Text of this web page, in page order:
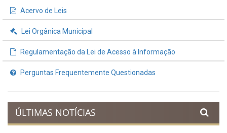
Acervo de Leis
Lei Orgânica Municipal
Regulamentação da Lei de Acesso à Informação
Perguntas Frequentemente Questionadas
ÚLTIMAS NOTÍCIAS